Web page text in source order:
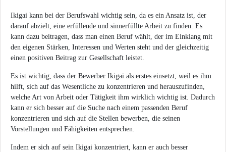
Ikigai kann bei der Berufswahl wichtig sein, da es ein Ansatz ist, der
darauf abzielt, eine erfüllende und sinnerfüllte Arbeit zu finden. Es
kann dazu beitragen, dass man einen Beruf wählt, der im Einklang mit
den eigenen Stärken, Interessen und Werten steht und der gleichzeitig
einen positiven Beitrag zur Gesellschaft leistet.
Es ist wichtig, dass der Bewerber Ikigai als erstes einsetzt, weil es ihm
hilft, sich auf das Wesentliche zu konzentrieren und herauszufinden,
welche Art von Arbeit oder Tätigkeit ihm wirklich wichtig ist. Dadurch
kann er sich besser auf die Suche nach einem passenden Beruf
konzentrieren und sich auf die Stellen bewerben, die seinen
Vorstellungen und Fähigkeiten entsprechen.
Indem er sich auf sein Ikigai konzentriert, kann er auch besser